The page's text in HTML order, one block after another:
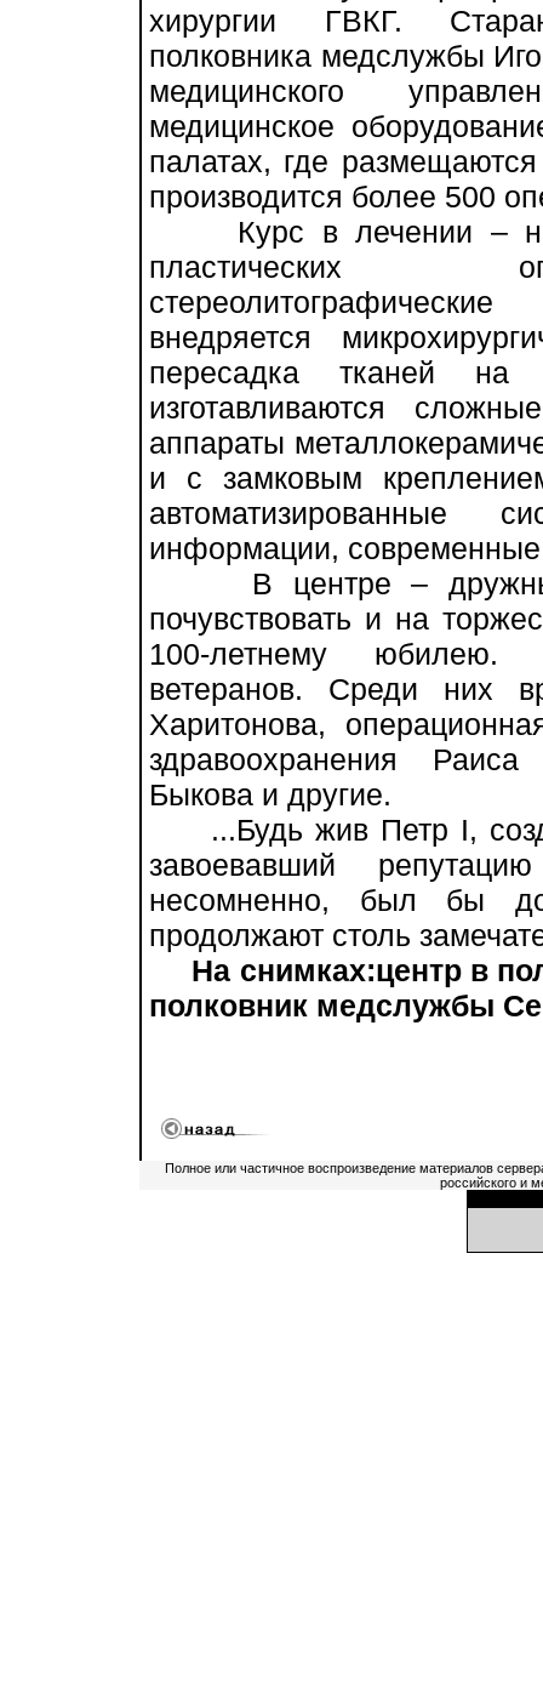
хирургии ГВКГ.
полковника медслужбы
медицинского
медицинское
палатах, где
производится более 500
Курс в лечении – на
пластических
внедряется
пересадка тканей на
изготавливаются
аппараты
и с замковым
автоматизированные
информации, современные
В центре – дружный
почувствовать и на
100-летнему юбилею.
ветеранов. Среди них
Харитонова,
здравоохранения
Быкова и другие.
...Будь жив Петр I,
завоевавший
несомненно, был бы
продолжают столь
На снимках:центр в
полковник медслужбы
Полное или частичное воспроизведение материалов
российского и